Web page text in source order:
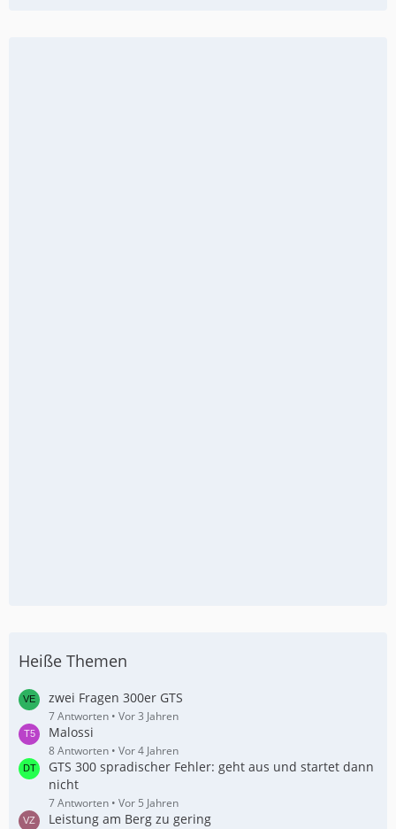
Heiße Themen
zwei Fragen 300er GTS
7 Antworten Vor 3 Jahren
Malossi
8 Antworten Vor 4 Jahren
GTS 300 spradischer Fehler: geht aus und startet dann
nicht
7 Antworten Vor 5 Jahren
Leistung am Berg zu gering